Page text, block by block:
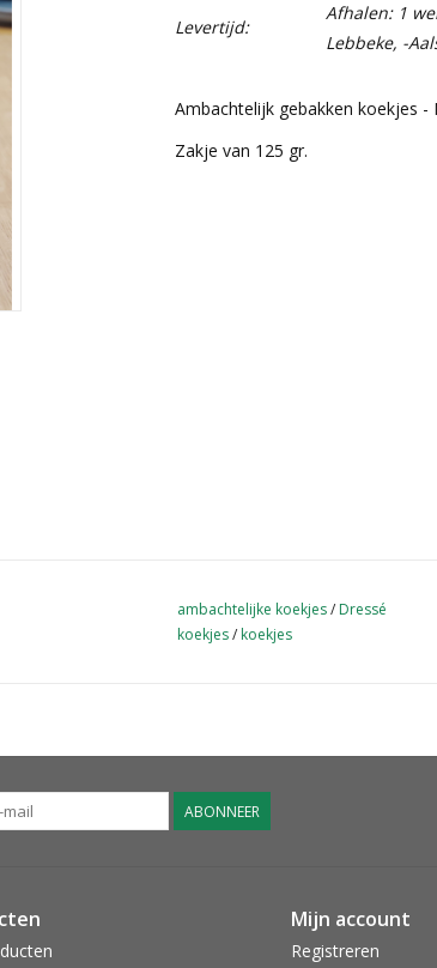
Levertijd:
Afhalen: 1
Lebbeke, -
Ambachtelijk gebakken koekjes -
Zakje van 125 gr.
ambachtelijke koekjes/ Dressé
koekjes/ koekjes
ABONNEER
Mijn account
Registreren